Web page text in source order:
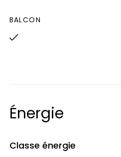
BALCON
Énergie
Classe énergie